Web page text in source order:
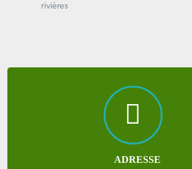
ADRESSE